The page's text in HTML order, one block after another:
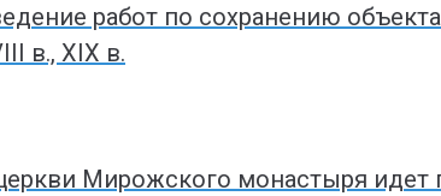
работ по сохранению
в., XIX в.
Мирожского монастыря